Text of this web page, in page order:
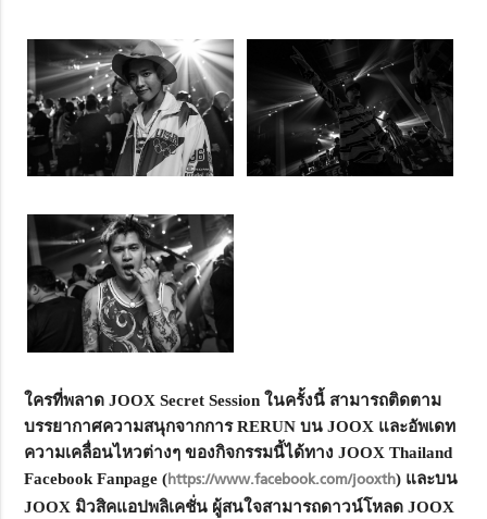
ใครที่พลาด JOOX Secret Session ในครั้งนี้ สามารถติดตาม
บรรยากาศความสนุกจากการ RERUN บน JOOX และอัพเดท
ความเคลื่อนไหวต่างๆ ของกิจกรรมนี้ได้ทาง JOOX Thailand
Facebook Fanpage (https://www.facebook.com/jooxth) และบน
JOOX มิวสิคแอปพลิเคชั่น ผู้สนใจสามารถดาวน์โหลด JOOX